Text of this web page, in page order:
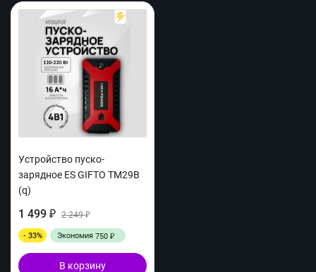
Устройство пуско-
зарядное ES GIFTO TM29B
(q)
1 499 ₽ 2 249₽
- 33% Экономия 750 ₽
В корзину